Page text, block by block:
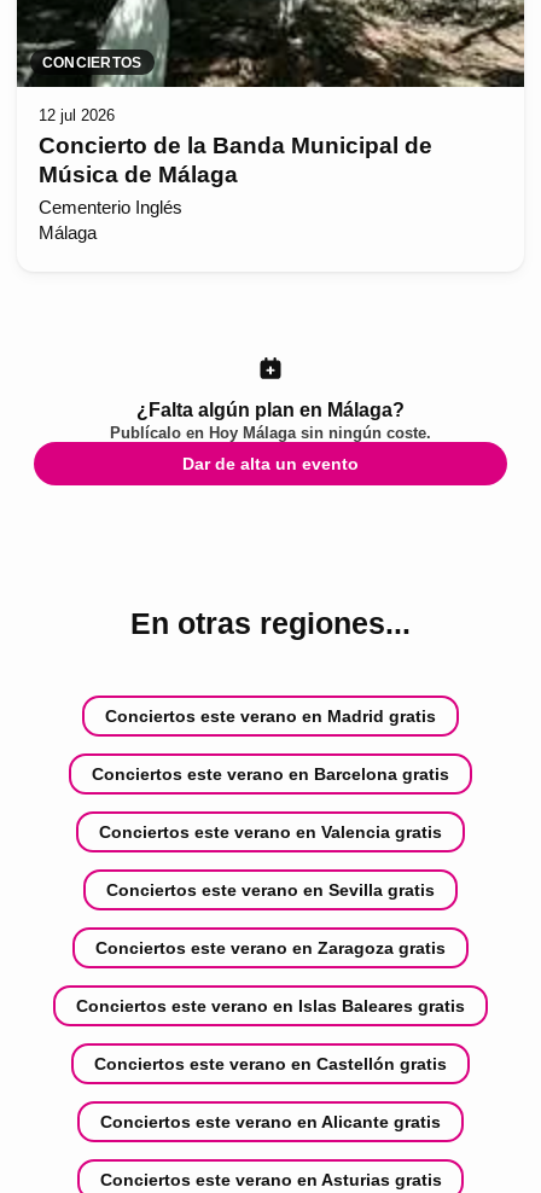
CONCIERTOS
12 jul 2026
Concierto de la Banda Municipal de
Música de Málaga
Cementerio Inglés
Málaga
¿Falta algún plan en Málaga?
Publícalo en Hoy Málaga sin ningún coste.
Dar de alta un evento
En otras regiones...
Conciertos este verano en Madrid gratis
Conciertos este verano en Barcelona gratis
Conciertos este verano en Valencia gratis
Conciertos este verano en Sevilla gratis
Conciertos este verano en Zaragoza gratis
Conciertos este verano en Islas Baleares gratis
Conciertos este verano en Castellón gratis
Conciertos este verano en Alicante gratis
Conciertos este verano en Asturias gratis